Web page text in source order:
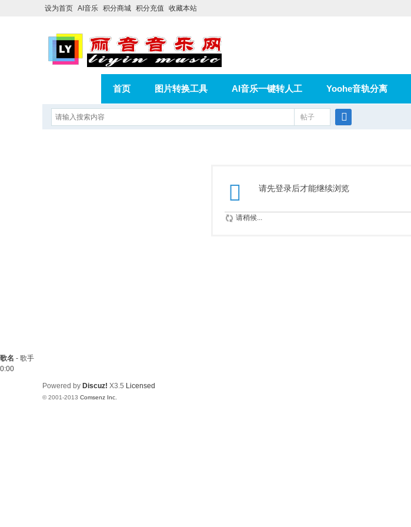
设为首页 AI音乐 积分商城 积分充值 收藏本站
首页 图片转换工具 AI音乐一键转人工 Yoohe音轨分离
在线论坛
帖子
请先登录后才能继续浏览
请稍候...
歌名 - 歌手
0:00
Powered by Discuz! X3.5 Licensed
© 2001-2013 Comsenz Inc.